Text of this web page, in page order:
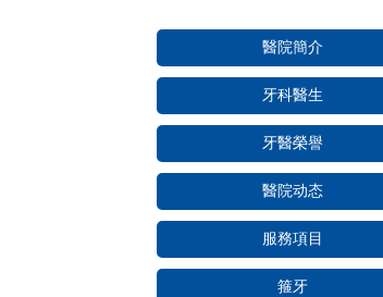
醫院簡介
牙科醫生
牙醫榮譽
醫院动态
服務項目
箍牙